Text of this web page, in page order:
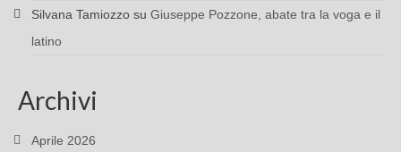
Silvana Tamiozzo su Giuseppe Pozzone, abate tra la voga e il
latino
Archivi
Aprile 2026